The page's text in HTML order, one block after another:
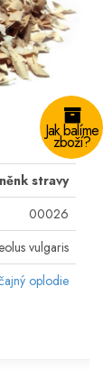
Jak balíme
zboží?
stravy
00026
vulgaris
oplodie